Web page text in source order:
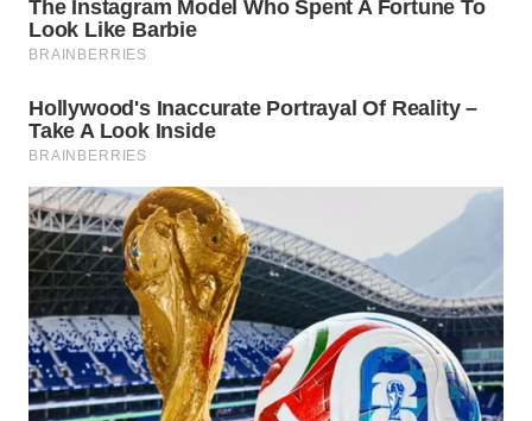
WN
WN
TAPANULI
TENGAH
WN DELI
SERDANG
WN
TEBING
TINGGI